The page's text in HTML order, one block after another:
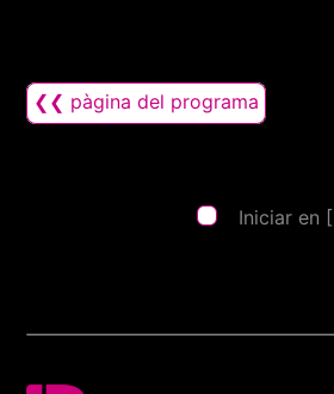
❮❮ pàgina del programa
Iniciar en [